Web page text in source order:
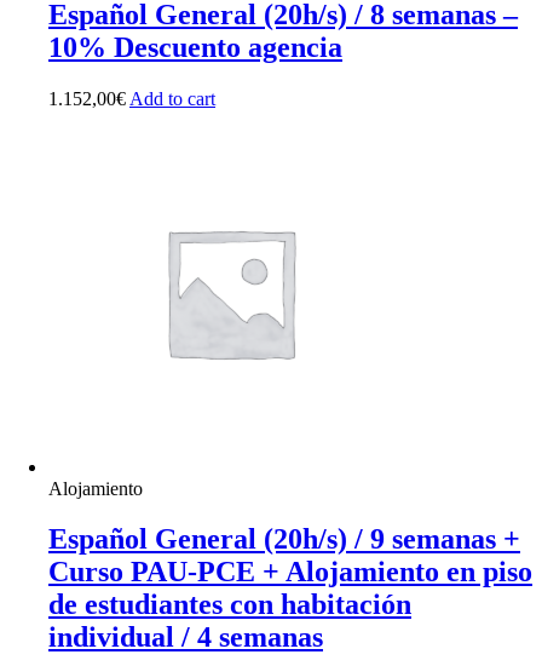
Español General (20h/s) / 8 semanas –
10% Descuento agencia
1.152,00€ Add to cart
Alojamiento
Español General (20h/s) / 9 semanas +
Curso PAU-PCE + Alojamiento en piso
de estudiantes con habitación
individual / 4 semanas